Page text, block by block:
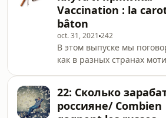
https://www.russe-
день-народного-
unité-nationale.
Vaccination : la
bâton
oct. 31, 2021 242
В этом выпуске мы
как в разных странах
пряника там, где метод
действует. Ссылка на текст:
22: Сколько
россияне/ Combien